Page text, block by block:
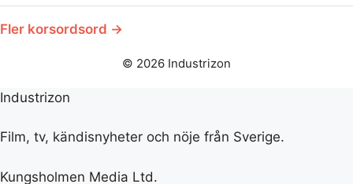
Fler korsordsord →
© 2026 Industrizon
Industrizon
Film, tv, kändisnyheter och nöje från Sverige.
Kungsholmen Media Ltd.